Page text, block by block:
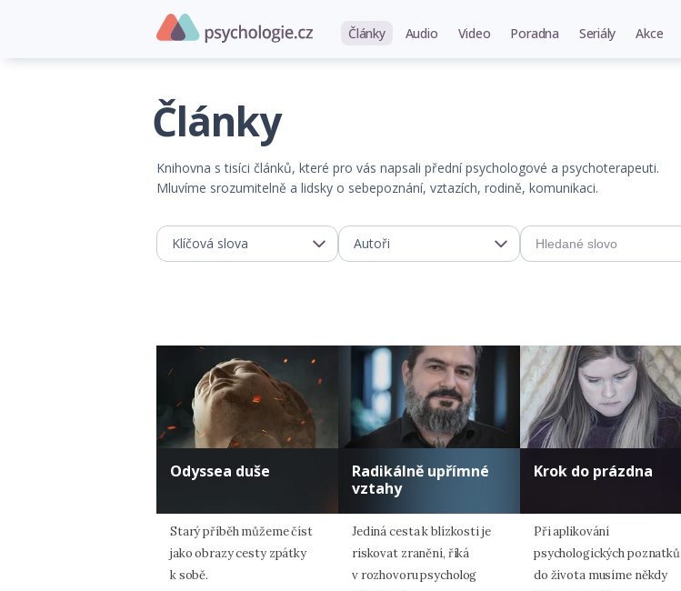
Články Audio Video Poradna Seriály Akce
Články
Knihovna s tisíci článků, které pro vás napsali přední psychologové a psychoterapeuti.
Mluvíme srozumitelně a lidsky o sebepoznání, vztazích, rodině, komunikaci.
Klíčová slova Autoři
Odyssea duše
Starý příběh můžeme číst
jako obrazy cesty zpátky
k sobě.
Radikálně upřímné
vztahy
Jediná cesta k blízkosti je
riskovat zranění, říká
v rozhovoru psycholog
Krok do prázdna
Při aplikování
psychologických poznatků
do života musíme někdy